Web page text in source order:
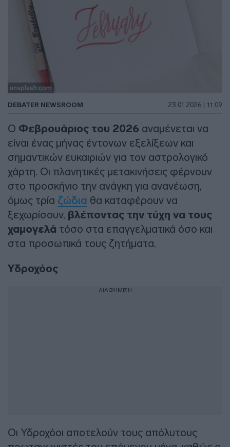
unsplash.com
DEBATER NEWSROOM 23.01.2026 | 11:09
Ο Φεβρουάριος του 2026 αναμένεται να
είναι ένας μήνας έντονων εξελίξεων και
σημαντικών ευκαιριών για τον αστρολογικό
χάρτη. Οι πλανητικές μετακινήσεις φέρνουν
στο προσκήνιο την ανάγκη για ανανέωση,
όμως τρία ζώδια θα καταφέρουν να
ξεχωρίσουν, βλέποντας την τύχη να τους
χαμογελά τόσο στα επαγγελματικά όσο και
στα προσωπικά τους ζητήματα.
Υδροχόος
ΔΙΑΦΗΜΙΣΗ
Οι Υδροχόοι αποτελούν τους απόλυτους